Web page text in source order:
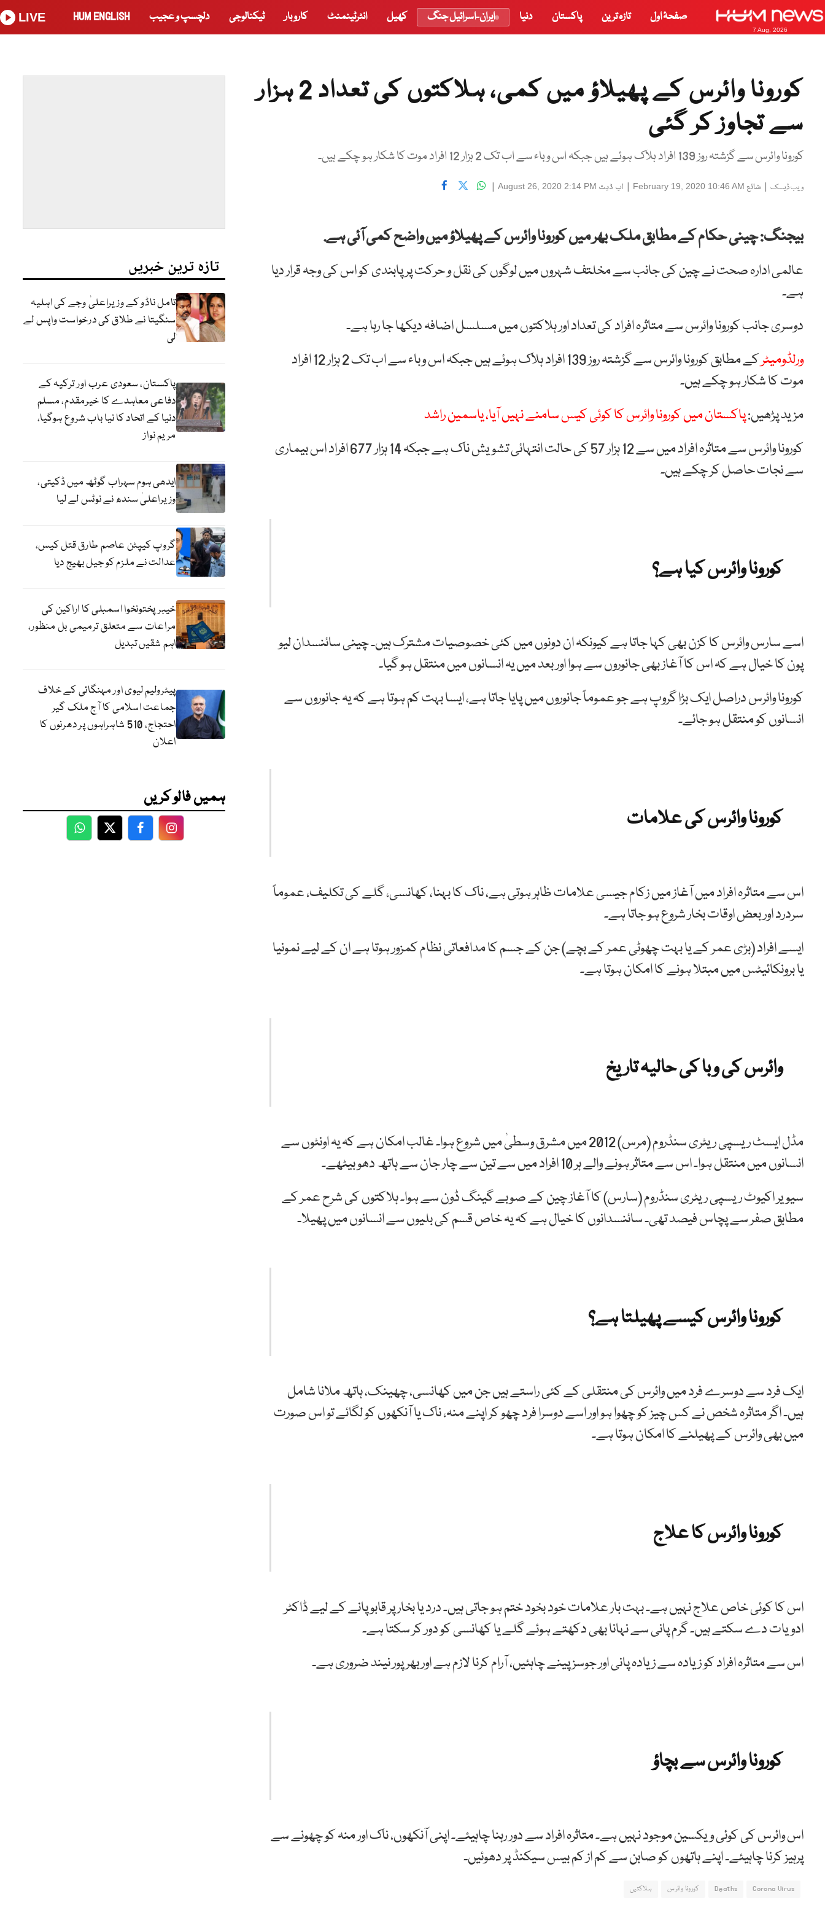
7 Aug, 2026
صفحۂ اول تازہ ترین پاکستان دنیا ایران-اسرائیل جنگ کھیل انٹرٹینمنٹ کاروبار ٹیکنالوجی دلچسپ و عجیب HUM ENGLISH
LIVE
کورونا وائرس کے پھیلاؤ میں کمی، ہلاکتوں کی تعداد 2 ہزار
سے تجاوز کر گئی
کورونا وائرس سے گزشتہ روز 139 افراد ہلاک ہوئے ہیں جبکہ اس وباء سے اب تک 2 ہزار 12 افراد موت کا شکار ہو چکے ہیں۔
ویب ڈیسک | شائع February 19, 2020 10:46 AM
| اپ ڈیٹ August 26, 2020 2:14 PM
|
بیجنگ: چینی حکام کے مطابق ملک بھر میں کورونا وائرس کے پھیلاؤ میں واضح کمی آئی ہے.
عالمی ادارہ صحت نے چین کی جانب سے مخلتف شہروں میں لوگوں کی نقل و حرکت پر پابندی کو اس کی وجہ قرار دیا
ہے۔
دوسری جانب کورونا وائرس سے متاثرہ افراد کی تعداد اور ہلاکتوں میں مسلسل اضافہ دیکھا جا رہا ہے۔
ورلڈومیٹر
کے مطابق کورونا وائرس سے گزشتہ روز 139 افراد ہلاک ہوئے ہیں جبکہ اس وباء سے اب تک 2 ہزار 12 افراد
موت کا شکار ہو چکے ہیں۔
مزید پڑھیں:پاکستان میں کورونا وائرس کا کوئی کیس سامنے نہیں آیا، یاسمین راشد
کورونا وائرس سے متاثرہ افراد میں سے 12 ہزار 57 کی حالت انتہائی تشویش ناک ہے جبکہ 14 ہزار 677 افراد اس بیماری
سے نجات حاصل کر چکے ہیں۔
کورونا وائرس کیا ہے؟
اسے سارس وائرس کا کزن بھی کہا جاتا ہے کیونکہ ان دونوں میں کئی خصوصیات مشترک ہیں۔ چینی سائنسدان لیو
پون کا خیال ہے کہ اس کا آغاز بھی جانوروں سے ہوا اور بعد میں یہ انسانوں میں منتقل ہو گیا۔
کورونا وائرس دراصل ایک بڑا گروپ ہے جو عموماً جانوروں میں پایا جاتا ہے، ایسا بہت کم ہوتا ہے کہ یہ جانوروں سے
انسانوں کو منتقل ہو جائے۔
کورونا وائرس کی علامات
اس سے متاثرہ افراد میں آغاز میں زکام جیسی علامات ظاہر ہوتی ہے، ناک کا بہنا، کھانسی، گلے کی تکلیف، عموماً
سردرد اور بعض اوقات بخار شروع ہو جاتا ہے۔
ایسے افراد (بڑی عمر کے یا بہت چھوٹی عمر کے بچے) جن کے جسم کا مدافعاتی نظام کمزور ہوتا ہے ان کے لیے نمونیا
یا برونکائیٹس میں مبتلا ہونے کا امکان ہوتا ہے۔
وائرس کی وبا کی حالیہ تاریخ
مڈل ایسٹ ریسپی ریٹری سنڈروم (مرس) 2012 میں مشرق وسطیٰ میں شروع ہوا۔ غالب امکان ہے کہ یہ اونٹوں سے
انسانوں میں منتقل ہوا۔ اس سے متاثر ہونے والے ہر 10 افراد میں سے تین سے چار جان سے ہاتھ دھو بیٹھے۔
سیویر اکیوٹ ریسپی ریٹری سنڈروم (سارس) کا آغاز چین کے صوبے گینگ ڈون سے ہوا۔ ہلاکتوں کی شرح عمر کے
مطابق صفر سے پچاس فیصد تھی۔ سائنسدانوں کا خیال ہے کہ یہ خاص قسم کی بلیوں سے انسانوں میں پھیلا۔
کورونا وائرس کیسے پھیلتا ہے؟
ایک فرد سے دوسرے فرد میں وائرس کی منتقلی کے کئی راستے ہیں جن میں کھانسی، چھینک، ہاتھ ملانا شامل
ہیں۔ اگر متاثرہ شخص نے کس چیز کو چھوا ہو اور اسے دوسرا فرد چھو کر اپنے منہ، ناک یا آنکھوں کو لگائے تو اس صورت
میں بھی وائرس کے پھیلنے کا امکان ہوتا ہے۔
کورونا وائرس کا علاج
اس کا کوئی خاص علاج نہیں ہے۔ بہت بار علامات خود بخود ختم ہو جاتی ہیں۔ درد یا بخار پر قابو پانے کے لیے ڈاکٹر
ادویات دے سکتے ہیں۔ گرم پانی سے نہانا بھی دکھتے ہوئے گلے یا کھانسی کو دور کر سکتا ہے۔
اس سے متاثرہ افراد کو زیادہ سے زیادہ پانی اور جوسز پینے چاہئیں، آرام کرنا لازم ہے اور بھرپور نیند ضروری ہے۔
کورونا وائرس سے بچاؤ
اس وائرس کی کوئی ویکسین موجود نہیں ہے۔ متاثرہ افراد سے دور رہنا چاہیئے۔ اپنی آنکھوں، ناک اور منہ کو چھونے سے
پرہیز کرنا چاہیئے۔ اپنے ہاتھوں کو صابن سے کم از کم بیس سیکنڈ پر دھوئیں۔
Corona Virus
Deaths کورونا وائرس ہلاکتیں
تازہ ترین خبریں
تامل ناڈو کے وزیراعلیٰ وجے کی اہلیہ
سنگیتا نے طلاق کی درخواست واپس لے
لی
پاکستان، سعودی عرب اور ترکیہ کے
دفاعی معاہدے کا خیرمقدم، مسلم
دنیا کے اتحاد کا نیا باب شروع ہوگیا،
مریم نواز
ایدھی ہوم سہراب گوٹھ میں ڈکیتی،
وزیراعلیٰ سندھ نے نوٹس لے لیا
گروپ کیپٹن عاصم طارق قتل کیس،
عدالت نے ملزم کو جیل بھیج دیا
خیبرپختونخوا اسمبلی کا اراکین کی
مراعات سے متعلق ترمیمی بل منظور،
اہم شقیں تبدیل
پیٹرولیم لیوی اور مہنگائی کے خلاف
جماعت اسلامی کا آج ملک گیر
احتجاج، 510 شاہراہوں پر دھرنوں کا
اعلان
ہمیں فالو کریں
WhatsApp
TwitterFacebookFacebook